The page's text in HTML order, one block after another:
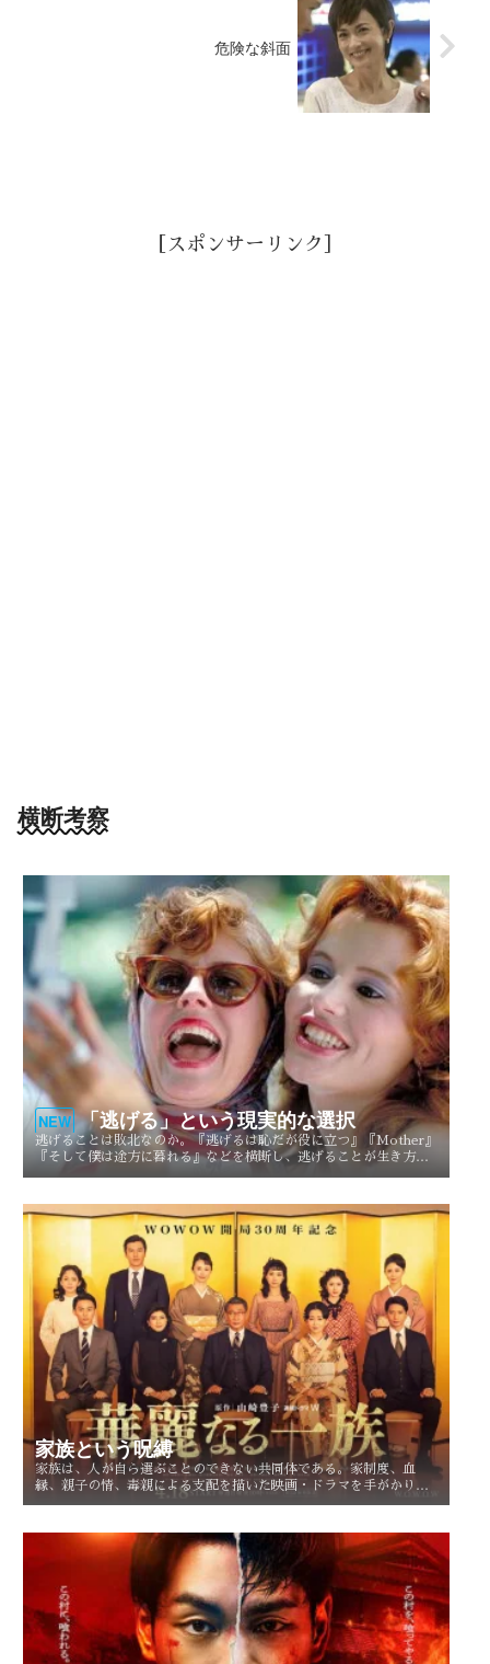
危険な斜面
［スポンサーリンク］
横断考察
NEW 「逃げる」という現実的な選択
逃げることは敗北なのか。『逃げるは恥だが役に立つ』『Mother』
『そして僕は途方に暮れる』などを横断し、逃げることが生き方や
家族という呪縛
家族は、人が自ら選ぶことのできない共同体である。家制度、血
縁、親子の情、毒親による支配を描いた映画・ドラマを手がかり